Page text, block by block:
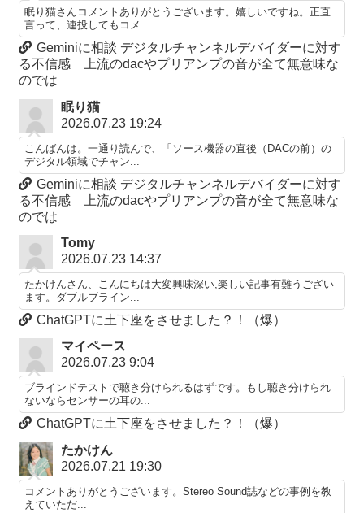
眠り猫さんコメントありがとうございます。嬉しいですね。正直
言って、連投してもコメ...
Geminiに相談 デジタルチャンネルデバイダーに対す
る不信感 上流のdacやプリアンプの音が全て無意味な
のでは
眠り猫
2026.07.23 19:24
こんばんは。一通り読んで、「ソース機器の直後（DACの前）の
デジタル領域でチャン...
Geminiに相談 デジタルチャンネルデバイダーに対す
る不信感 上流のdacやプリアンプの音が全て無意味な
のでは
Tomy
2026.07.23 14:37
たかけんさん、こんにちは大変興味深い,楽しい記事有難うござい
ます。ダブルブライン...
ChatGPTに土下座をさせました？！（爆）
マイペース
2026.07.23 9:04
ブラインドテストで聴き分けられるはずです。もし聴き分けられ
ないならセンサーの耳の...
ChatGPTに土下座をさせました？！（爆）
たかけん
2026.07.21 19:30
コメントありがとうございます。Stereo Sound誌などの事例を教
えていただ...